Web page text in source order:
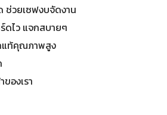
ช่วยเซฟงบจัดงาน
ดไว แจกสบายๆ
แท้คุณภาพสูง
องเรา